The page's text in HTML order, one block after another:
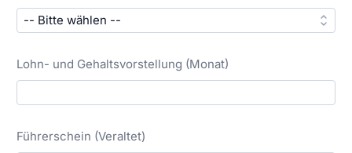
Lohn- und Gehaltsvorstellung (Monat)
Führerschein (Veraltet)